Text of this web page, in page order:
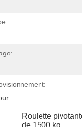
Roulette
de 1500 kg